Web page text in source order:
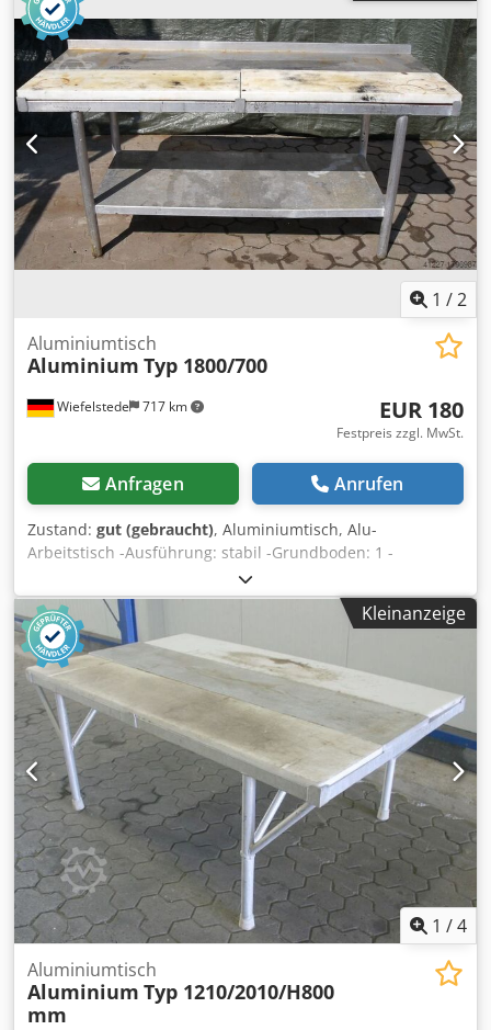
1 /2
Wiefelstede 717 km
Aluminiumtisch
Aluminium Typ 1800/700
EUR 180
Festpreis zzgl. MwSt.
Anfragen Anrufen
Zustand: gut (gebraucht), Aluminiumtisch, Alu-
Arbeitstisch -Ausführung: stabil -Grundboden: 1 -
Kunststoff Platten -Ablage -Abmessungen: 1800/700/H820
mm -Gewicht: 60 kg Chjdeb A I N Nopfx Aikea
Kleinanzeige
1 /4
Aluminiumtisch
Aluminium Typ 1210/2010/H800
mm